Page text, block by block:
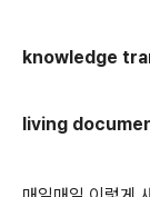
knowledge
living